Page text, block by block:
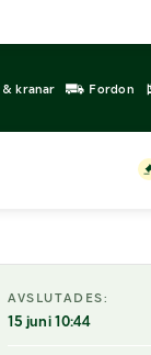
kranar Fordon
AVSLUTADES:
15 juni 10:44